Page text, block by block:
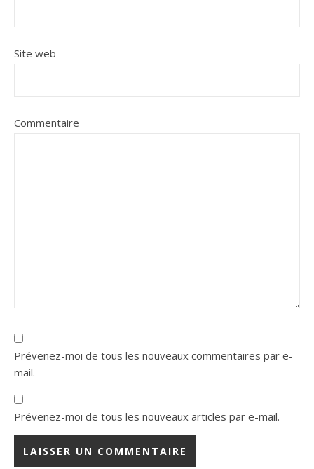
Site web
Commentaire
Prévenez-moi de tous les nouveaux commentaires par e-
mail.
Prévenez-moi de tous les nouveaux articles par e-mail.